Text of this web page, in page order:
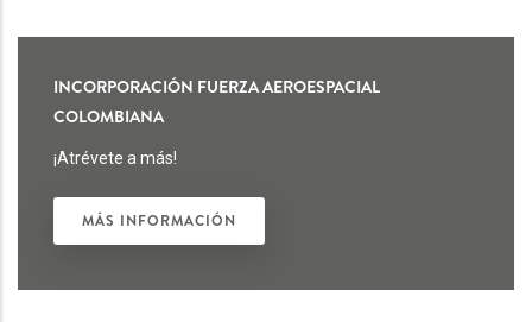
INCORPORACIÓN FUERZA AEROESPACIAL
COLOMBIANA
¡Atrévete a más!
MÁS INFORMACIÓN